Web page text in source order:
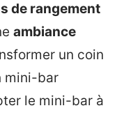
de rangement
ambiance
un coin
mini-bar
le mini-bar à